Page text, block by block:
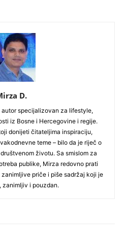
D.
specijalizovan za lifestyle,
iz Bosne i Hercegovine i regije.
donijeti čitateljima inspiraciju,
teme – bilo da je riječ o
životu. Sa smislom za
publike, Mirza redovno prati
priče i piše sadržaj koji je
zanimljiv i pouzdan.